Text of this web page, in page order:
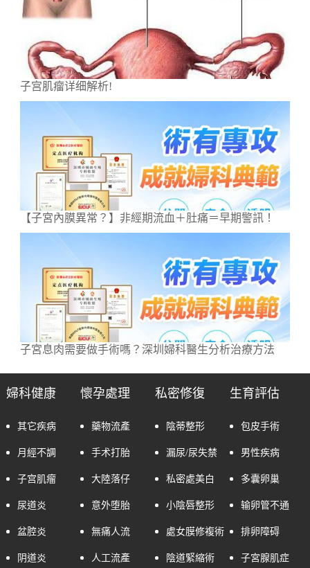
子宫肌瘤详细解析!
【子宮內膜異常？】非經期流血＋肚痛＝早期警訊！
子宮息肉需要做手術嗎？深圳婦科醫生分析治療方法
婦科健康
其它疾病
月經不調
子宫肌瘤
尿道炎
盆腔炎
阴道炎
懷孕處理
藥物流產
手术打胎
大陸落仔
意外堕胎
無痛人流
人工流產
私密修復
陰蒂整形
漏尿/尿失禁
私密處美白
小陰唇整形
處女膜修複術
陰道緊縮術
生育評估
包皮手術
男性疾病
多囊卵巢
输卵管不通
排卵障碍
子宮腺肌症